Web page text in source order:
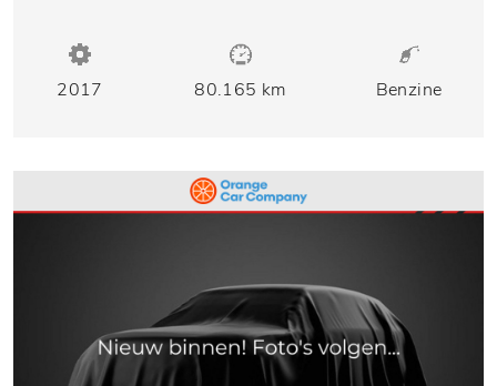
2017 80.165 km Benzine